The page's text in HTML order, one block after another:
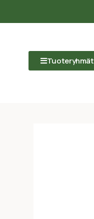
Tuoteryhmät